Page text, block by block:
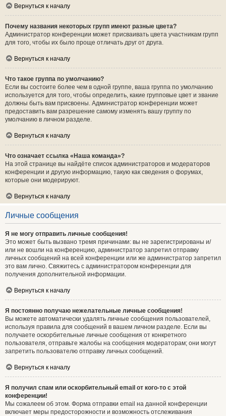
Вернуться к началу
Почему названия некоторых групп имеют разные цвета?
Администратор конференции может присваивать цвета участникам групп
для того, чтобы их было проще отличать друг от друга.
Вернуться к началу
Что такое группа по умолчанию?
Если вы состоите более чем в одной группе, ваша группа по умолчанию
используется для того, чтобы определить, какие групповые цвет и звание
должны быть вам присвоены. Администратор конференции может
предоставить вам разрешение самому изменять вашу группу по
умолчанию в личном разделе.
Вернуться к началу
Что означает ссылка «Наша команда»?
На этой странице вы найдёте список администраторов и модераторов
конференции и другую информацию, такую как сведения о форумах,
которые они модерируют.
Вернуться к началу
Личные сообщения
Я не могу отправить личные сообщения!
Это может быть вызвано тремя причинами: вы не зарегистрированы и/
или не вошли на конференцию, администратор запретил отправку
личных сообщений на всей конференции или же администратор запретил
это вам лично. Свяжитесь с администратором конференции для
получения дополнительной информации.
Вернуться к началу
Я постоянно получаю нежелательные личные сообщения!
Вы можете автоматически удалять личные сообщения пользователей,
используя правила для сообщений в вашем личном разделе. Если вы
получаете оскорбительные личные сообщения от конкретного
пользователя, отправьте жалобы на сообщения модераторам; они могут
запретить пользователю отправку личных сообщений.
Вернуться к началу
Я получил спам или оскорбительный email от кого-то с этой
конференции!
Мы сожалеем об этом. Форма отправки email на данной конференции
включает меры предосторожности и возможность отслеживания